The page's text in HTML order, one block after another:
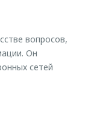
вопросов,
Он
сетей